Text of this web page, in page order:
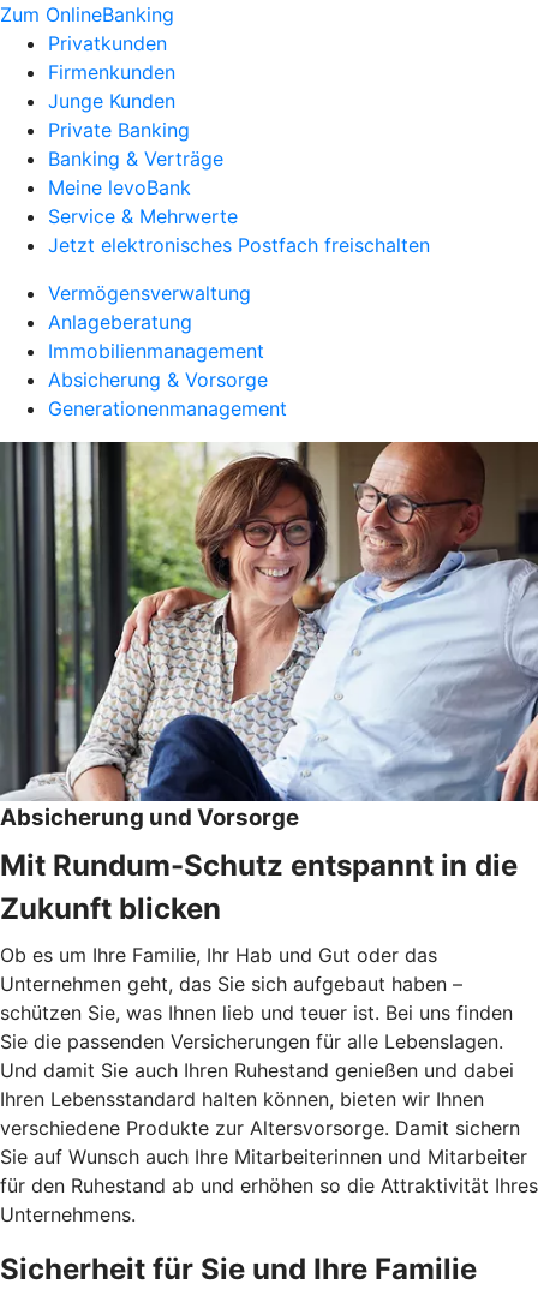
Zum OnlineBanking
Privatkunden
Firmenkunden
Junge Kunden
Private Banking
Banking & Verträge
Meine levoBank
Service & Mehrwerte
Jetzt elektronisches Postfach freischalten
Vermögensverwaltung
Anlageberatung
Immobilienmanagement
Absicherung & Vorsorge
Generationenmanagement
Absicherung und Vorsorge
Mit Rundum-Schutz entspannt in die
Zukunft blicken
Ob es um Ihre Familie, Ihr Hab und Gut oder das
Unternehmen geht, das Sie sich aufgebaut haben –
schützen Sie, was Ihnen lieb und teuer ist. Bei uns finden
Sie die passenden Versicherungen für alle Lebenslagen.
Und damit Sie auch Ihren Ruhestand genießen und dabei
Ihren Lebensstandard halten können, bieten wir Ihnen
verschiedene Produkte zur Altersvorsorge. Damit sichern
Sie auf Wunsch auch Ihre Mitarbeiterinnen und Mitarbeiter
für den Ruhestand ab und erhöhen so die Attraktivität Ihres
Unternehmens.
Sicherheit für Sie und Ihre Familie